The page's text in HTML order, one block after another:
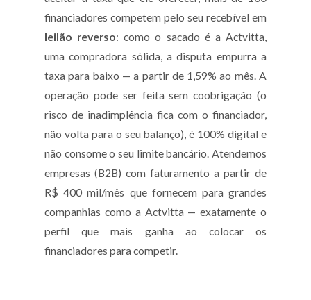
financiadores competem pelo seu recebível em
leilão reverso: como o sacado é a Actvitta,
uma compradora sólida, a disputa empurra a
taxa para baixo — a partir de 1,59% ao mês. A
operação pode ser feita sem coobrigação (o
risco de inadimplência fica com o financiador,
não volta para o seu balanço), é 100% digital e
não consome o seu limite bancário. Atendemos
empresas (B2B) com faturamento a partir de
R$ 400 mil/mês que fornecem para grandes
companhias como a Actvitta — exatamente o
perfil que mais ganha ao colocar os
financiadores para competir.